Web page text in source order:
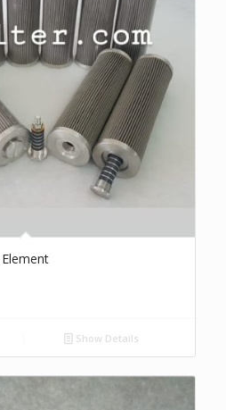
Show Details